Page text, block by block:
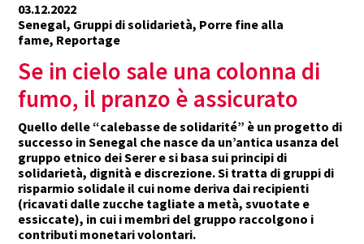
03.12.2022
Senegal, Gruppi di solidarietà, Porre fine alla
fame, Reportage
Se in cielo sale una colonna di
fumo, il pranzo è assicurato
Quello delle “calebasse de solidarité” è un progetto di
successo in Senegal che nasce da un’antica usanza del
gruppo etnico dei Serer e si basa sui principi di
solidarietà, dignità e discrezione. Si tratta di gruppi di
risparmio solidale il cui nome deriva dai recipienti
(ricavati dalle zucche tagliate a metà, svuotate e
essiccate), in cui i membri del gruppo raccolgono i
contributi monetari volontari.